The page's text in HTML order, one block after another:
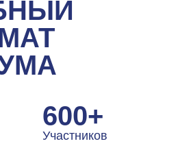
600+
Участников